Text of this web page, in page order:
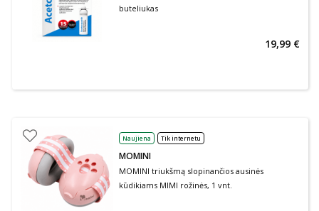
buteliukas
19,99 €
Naujiena Tik internetu
MOMINI
MOMINI triukšmą slopinančios ausinės
kūdikiams MIMI rožinės, 1 vnt.